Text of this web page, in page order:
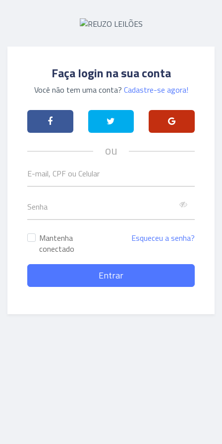
Faça login na sua conta
Você não tem uma conta? Cadastre-se agora!
ou
Mantenha
conectado
Esqueceu a senha?
Entrar